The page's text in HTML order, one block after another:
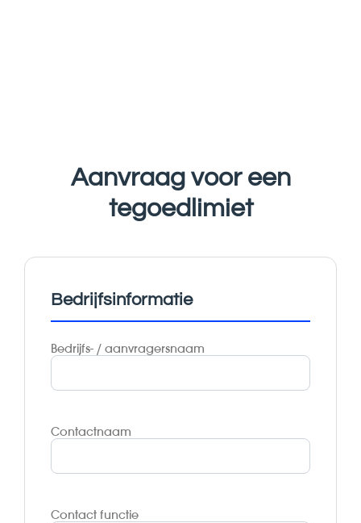
Aanvraag voor een
tegoedlimiet
Bedrijfsinformatie
Bedrijfs- / aanvragersnaam
Contactnaam
Contact functie